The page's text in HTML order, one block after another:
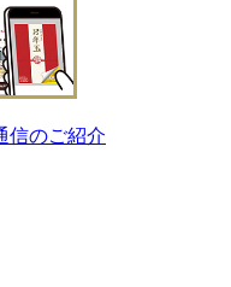
信のご紹介